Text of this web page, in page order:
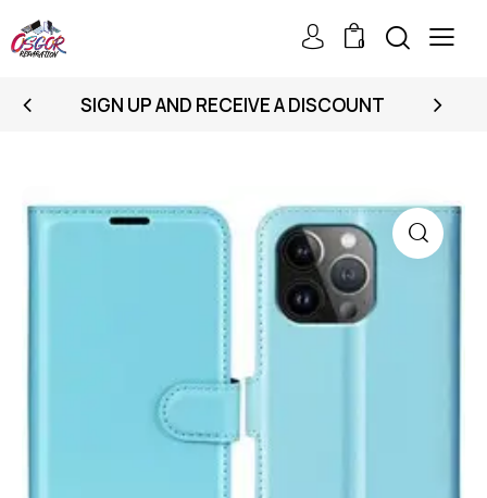
0
SIGN UP AND RECEIVE A DISCOUNT